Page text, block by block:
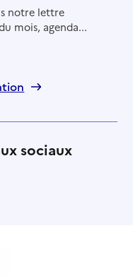
notre lettre
mois, agenda...
sociaux